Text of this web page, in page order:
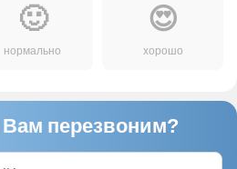
🙂
нормально
😍
хорошо
перезвоним?